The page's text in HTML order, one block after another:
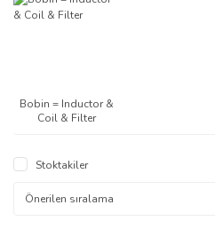
Bobin = Inductor &
Coil & Filter
Stoktakiler